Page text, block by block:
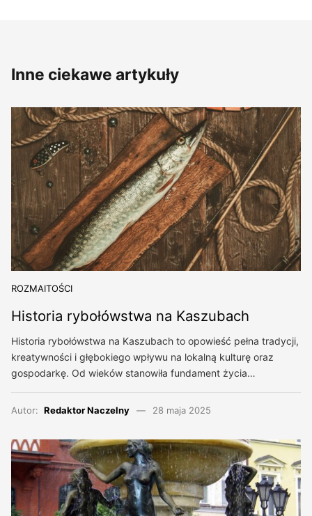
Inne ciekawe artykuły
ROZMAITOŚCI
Historia rybołówstwa na Kaszubach
Historia rybołówstwa na Kaszubach to opowieść pełna tradycji,
kreatywności i głębokiego wpływu na lokalną kulturę oraz
gospodarkę. Od wieków stanowiła fundament życia…
Autor: Redaktor Naczelny 28 maja 2025